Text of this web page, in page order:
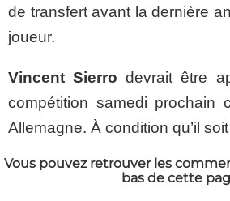
de transfert avant la dernière
joueur.
Vincent Sierro devrait être
compétition samedi prochain
Allemagne. À condition qu’il
Vous pouvez retrouver les
bas de cette